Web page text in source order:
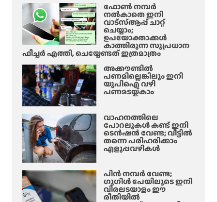
ഫോൺ നമ്പർ
നൽകാതെ ഇനി
വാട്‌സ്ആപ്പ് ചാറ്റ്
ചെയ്യാം;
ഉപയോക്താക്കൾ
കാത്തിരുന്ന സുപ്രധാന
ഫീച്ചർ എത്തി, ചെയ്യേണ്ടത് ഇത്രമാത്രം
അക്കൗണ്ടിൽ
പണമില്ലെങ്കിലും ഇനി
യുപിഐ വഴി
പണമടയ്ക്കാം
വാഹനത്തിലെ
പോറലുകൾ കണ്ട് ഇനി
ടെൻഷൻ വേണ്ട; വീട്ടിൽ
തന്നെ പരിഹരിക്കാം
എളുപ്പവഴികൾ
പിൻ നമ്പർ വേണ്ട;
ഗൂഗിൾ പേയിലൂടെ ഇനി
വിരലടയാളം ഈ
രീതിയിൽ